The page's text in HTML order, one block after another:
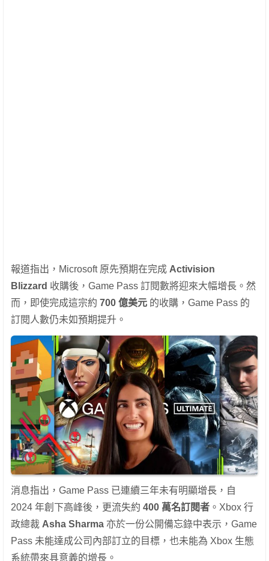
報道指出，Microsoft 原先預期在完成 Activision
Blizzard 收購後，Game Pass 訂閱數將迎來大幅增長。然
而，即使完成這宗約 700 億美元 的收購，Game Pass 的
訂閱人數仍未如預期提升。
消息指出，Game Pass 已連續三年未有明顯增長，自
2024 年創下高峰後，更流失約 400 萬名訂閱者 。Xbox 行
政總裁 Asha Sharma 亦於一份公開備忘錄中表示，Game
Pass 未能達成公司內部訂立的目標，也未能為 Xbox 生態
系統帶來具意義的增長。